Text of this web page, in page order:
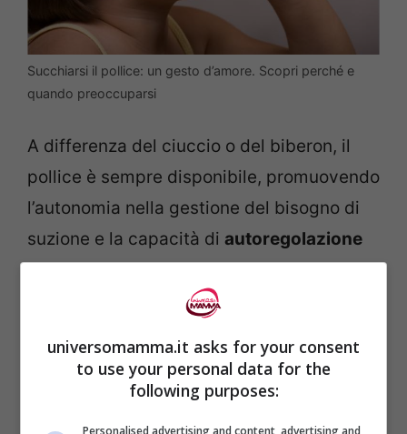
Succhiarsi il pollice: un gesto d’amore. Scopri perché e
quando preoccuparsi
A differenza del ciuccio o del biberon, il
pollice è sempre disponibile, promuovendo
l’autonomia nella gestione del bisogno di
suzione e la capacità di autoregolazione
emotiva.
psicologico, che va dai 3-4 mesi fino ai 18-
24 mesi, i bambini esplorano intensamente
universomamma.it asks for your consent
to use your personal data for the
following purposes:
Personalised advertising and content, advertising and